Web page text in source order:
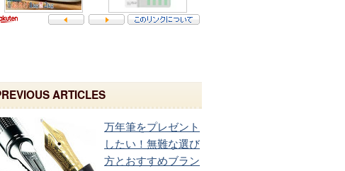
ARTICLES
万年筆をプレゼント
したい！無難な選び
方とおすすめブラン